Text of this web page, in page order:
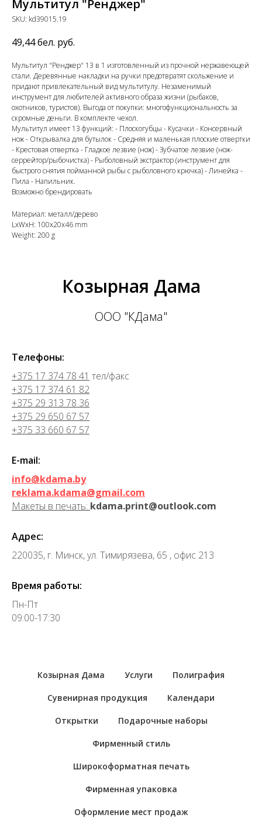
Мультитул "Ренджер"
SKU: kd39015.19
49,44бел. руб.
Мультитул "Ренджер" 13 в 1 изготовленный из прочной нержавеющей
стали. Деревянные накладки на ручки предотвратят скольжение и
придают привлекательный вид мультитулу. Незаменимый
инструмент для любителей активного образа жизни (рыбаков,
охотников, туристов). Выгода от покупки: многофункциональность за
скромные деньги. В комплекте чехол.
Мультитул имеет 13 функций: - Плоскогубцы - Кусачки - Консервный
нож - Открывалка для бутылок - Средняя и маленькая плоские отвертки
- Крестовая отвертка - Гладкое лезвие (нож) - Зубчатое лезвие (нож-
серрейтор/рыбочистка) - Рыболовный экстрактор (инструмент для
быстрого снятия пойманной рыбы с рыболовного крючка) - Линейка -
Пила - Напильник.
Возможно брендировать
Материал: металл/дерево
LxWxH: 100x20x46 mm
Weight: 200 g
Козырная Дама
ООО "КДама"
Телефоны:
+375 17 374 78 41 тел/факс
+375 17 374 61 82
+375 29 313 78 36
+375 29 650 67 57
+375 33 660 67 57
E-mail:
info@kdama.by
reklama.kdama@gmail.com
Макеты в печать: kdama.print@outlook.com
Адрес:
220035, г. Минск, ул. Тимирязева, 65 , офис 213
Время работы:
Пн-Пт
09:00-17:30
Козырная Дама Услуги Полиграфия
Сувенирная продукция Календари
Открытки Подарочные наборы
Фирменный стиль
Широкоформатная печать
Фирменная упаковка
Оформление мест продаж